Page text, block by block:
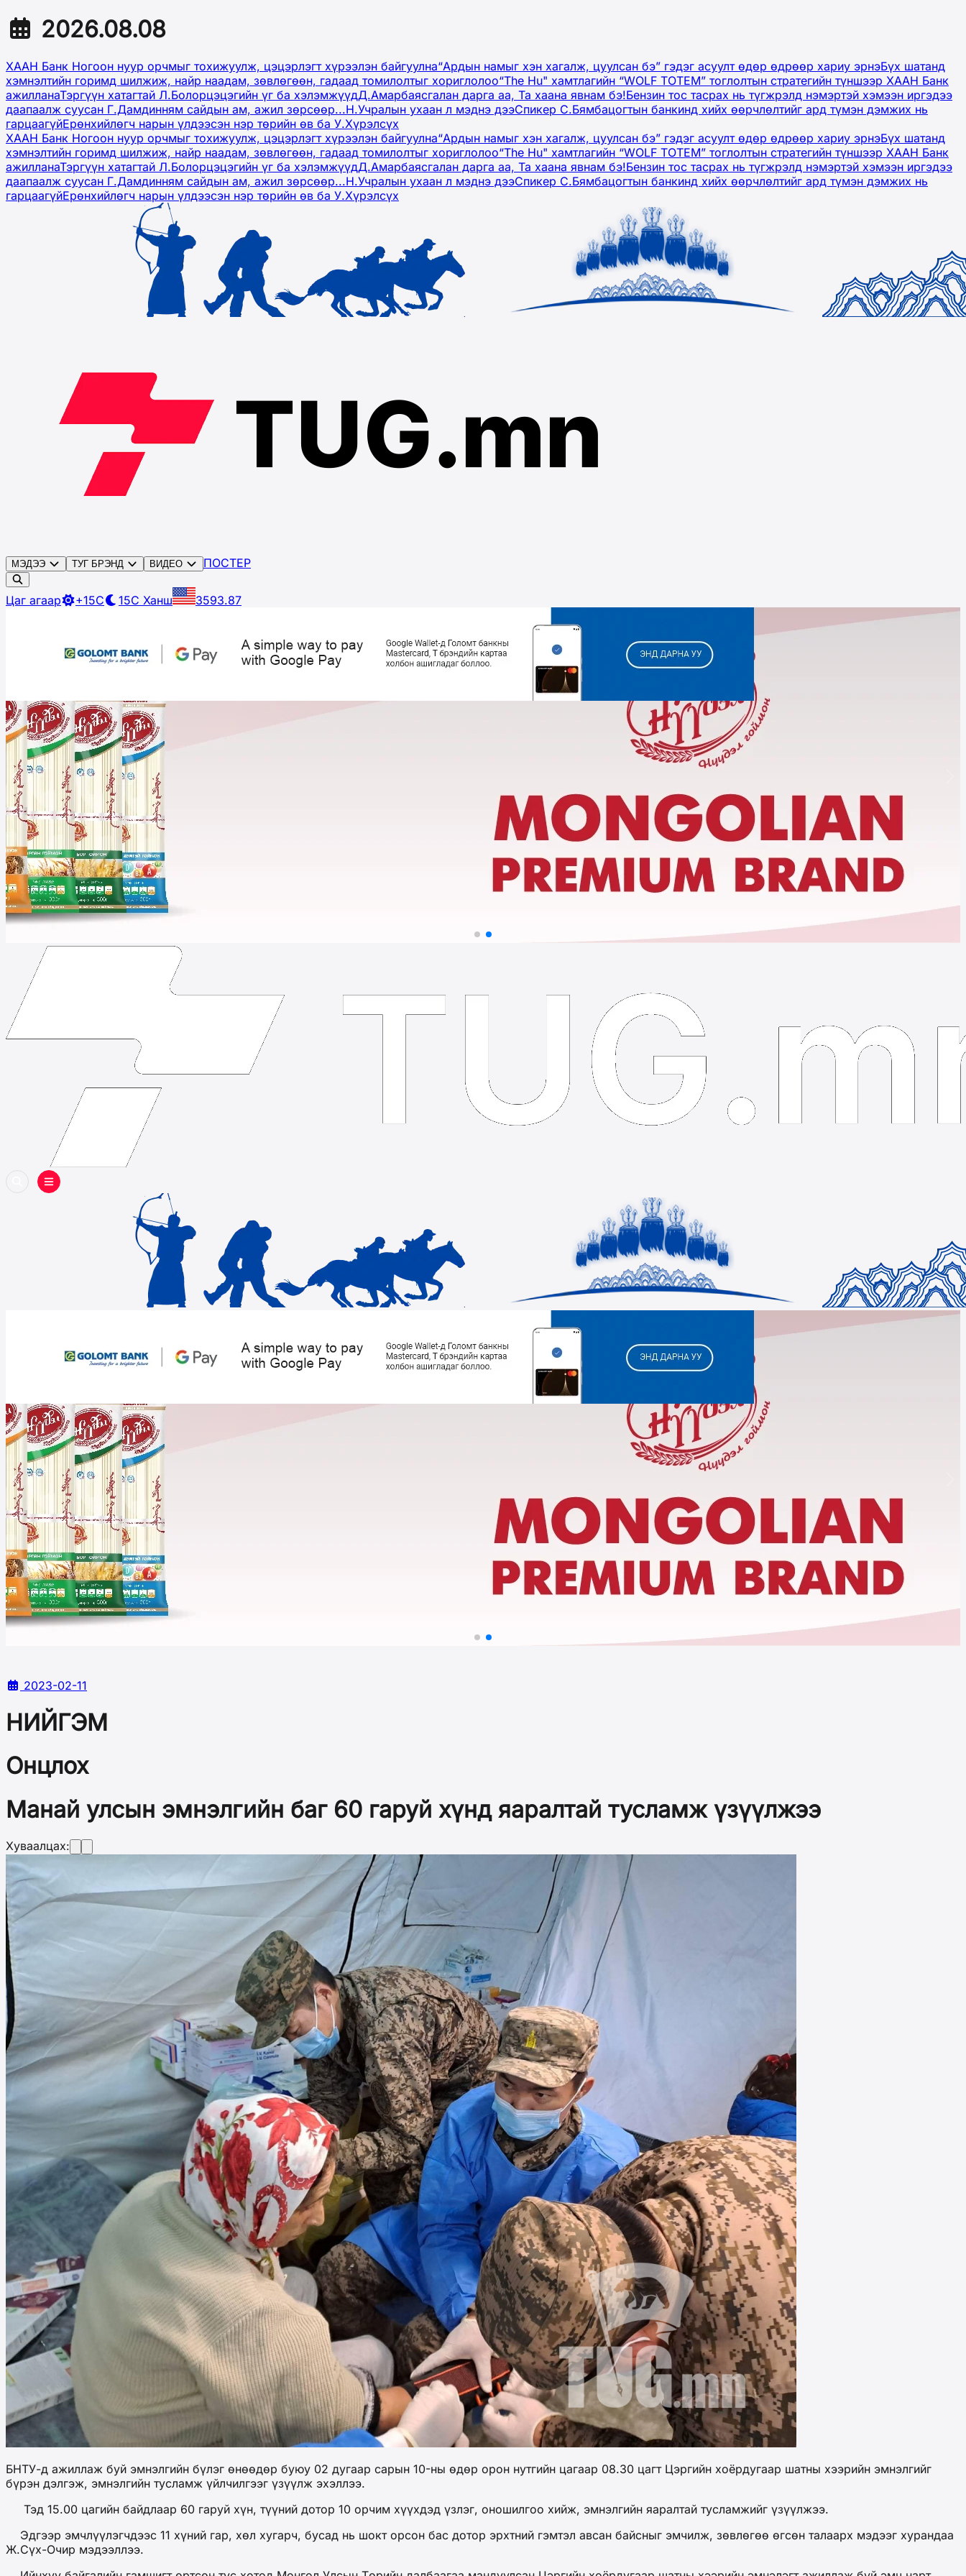
2026.08.08
ХААН Банк Ногоон нуур орчмыг тохижуулж, цэцэрлэгт хүрээлэн байгуулна“Ардын намыг хэн хагалж, цуулсан бэ” гэдэг асуулт өдөр өдрөөр хариу эрнэБүх шатанд
хэмнэлтийн горимд шилжиж, найр наадам, зөвлөгөөн, гадаад томилолтыг хориглолоо“The Hu" хамтлагийн “WOLF TOTEM” тоглолтын стратегийн түншээр ХААН Банк
ажилланаТэргүүн хатагтай Л.Болорцэцэгийн үг ба хэлэмжүүдД.Амарбаясгалан дарга аа, Та хаана явнам бэ!Бензин тос тасрах нь түгжрэлд нэмэртэй хэмээн иргэдээ
даапаалж суусан Г.Дамдинням сайдын ам, ажил зөрсөөр...Н.Учралын ухаан л мэднэ дээСпикер С.Бямбацогтын банкинд хийх өөрчлөлтийг ард түмэн дэмжих нь
гарцаагүйЕрөнхийлөгч нарын үлдээсэн нэр төрийн өв ба У.Хүрэлсүх
ХААН Банк Ногоон нуур орчмыг тохижуулж, цэцэрлэгт хүрээлэн байгуулна“Ардын намыг хэн хагалж, цуулсан бэ” гэдэг асуулт өдөр өдрөөр хариу эрнэБүх шатанд
хэмнэлтийн горимд шилжиж, найр наадам, зөвлөгөөн, гадаад томилолтыг хориглолоо“The Hu" хамтлагийн “WOLF TOTEM” тоглолтын стратегийн түншээр ХААН Банк
ажилланаТэргүүн хатагтай Л.Болорцэцэгийн үг ба хэлэмжүүдД.Амарбаясгалан дарга аа, Та хаана явнам бэ!Бензин тос тасрах нь түгжрэлд нэмэртэй хэмээн иргэдээ
даапаалж суусан Г.Дамдинням сайдын ам, ажил зөрсөөр...Н.Учралын ухаан л мэднэ дээСпикер С.Бямбацогтын банкинд хийх өөрчлөлтийг ард түмэн дэмжих нь
гарцаагүйЕрөнхийлөгч нарын үлдээсэн нэр төрийн өв ба У.Хүрэлсүх
МЭДЭЭ ТУГ БРЭНД ВИДЕО ПОСТЕР
Цаг агаар +15C 15C Ханш 3593.87
2023-02-11
НИЙГЭМ
Онцлох
Манай улсын эмнэлгийн баг 60 гаруй хүнд яаралтай тусламж үзүүлжээ
Хуваалцах:
БНТУ-д ажиллаж буй эмнэлгийн бүлэг өнөөдөр буюу 02 дугаар сарын 10-ны өдөр орон нутгийн цагаар 08.30 цагт Цэргийн хоёрдугаар шатны хээрийн эмнэлгийг
бүрэн дэлгэж, эмнэлгийн тусламж үйлчилгээг үзүүлж эхэллээ.
Тэд 15.00 цагийн байдлаар 60 гаруй хүн, түүний дотор 10 орчим хүүхдэд үзлэг, оношилгоо хийж, эмнэлгийн яаралтай тусламжийг үзүүлжээ.
Эдгээр эмчлүүлэгчдээс 11 хүний гар, хөл хугарч, бусад нь шокт орсон бас дотор эрхтний гэмтэл авсан байсныг эмчилж, зөвлөгөө өгсөн талаарх мэдээг хурандаа
Ж.Сүх-Очир мэдээллээ.